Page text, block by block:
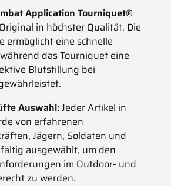
Application Tourniquet®
in höchster Qualität. Die
ermöglicht eine schnelle
das Tourniquet eine
Blutstillung bei
Auswahl:Jeder Artikel in
von erfahrenen
Jägern, Soldaten und
ausgewählt, um den
im Outdoor- und
zu werden.